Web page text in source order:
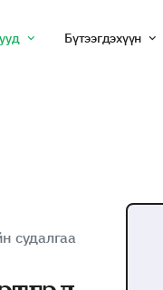
Бүтээгдэхүүн
судалгаа